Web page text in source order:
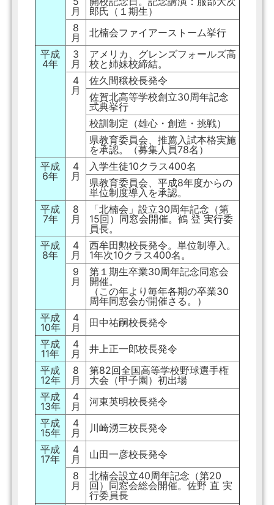
月
郎氏（１期生）
8
月
北楠会ファイアーストーム挙行
平成
4年
3
月
アメリカ、グレンズフォールズ高
校と姉妹校締結。
4
月
佐久間穣校長発令
佐賀北高等学校創立30周年記念
式典挙行
校訓制定（雄心・創造・挑戦）
県教育委員会、推薦入試本格実施
を承認。（募集人員78名）
平成
6年
4
月
入学生徒10クラス400名
県教育委員会、平成8年度からの
単位制度導入を承認。
平成
7年
8
月
「北楠会」設立30周年記念（第
15回）同窓会開催。鶴 登 実行委
員長。
平成
8年
4
月
西牟田勲校長発令。単位制導入。
1年次10クラス400名。
9
月
第１期生卒業30周年記念同窓会
開催。
（この年より毎年各期の卒業30
周年同窓会が開催さる。）
平成
10年
4
月
田中祐嗣校長発令
平成
11年
4
月
井上正一郎校長発令
平成
12年
8
月
第82回全国高等学校野球選手権
大会（甲子園）初出場
平成
13年
4
月
河東英明校長発令
平成
15年
4
月
川崎湧三校長発令
平成
17年
4
月
山田一彦校長発令
8
月
北楠会設立40周年記念（第20
回）同窓会総会開催。佐野 直 実
行委員長